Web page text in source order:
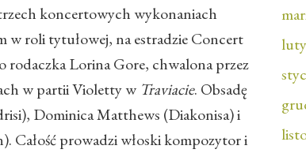
koncertowych wykonaniach
w roli tytułowej, na estradzie Concert
rodaczka Lorina Gore, chwalona przez
w partii Violetty w Traviacie. Obsadę
Dominica Matthews (Diakonisa) i
Całość prowadzi włoski kompozytor i